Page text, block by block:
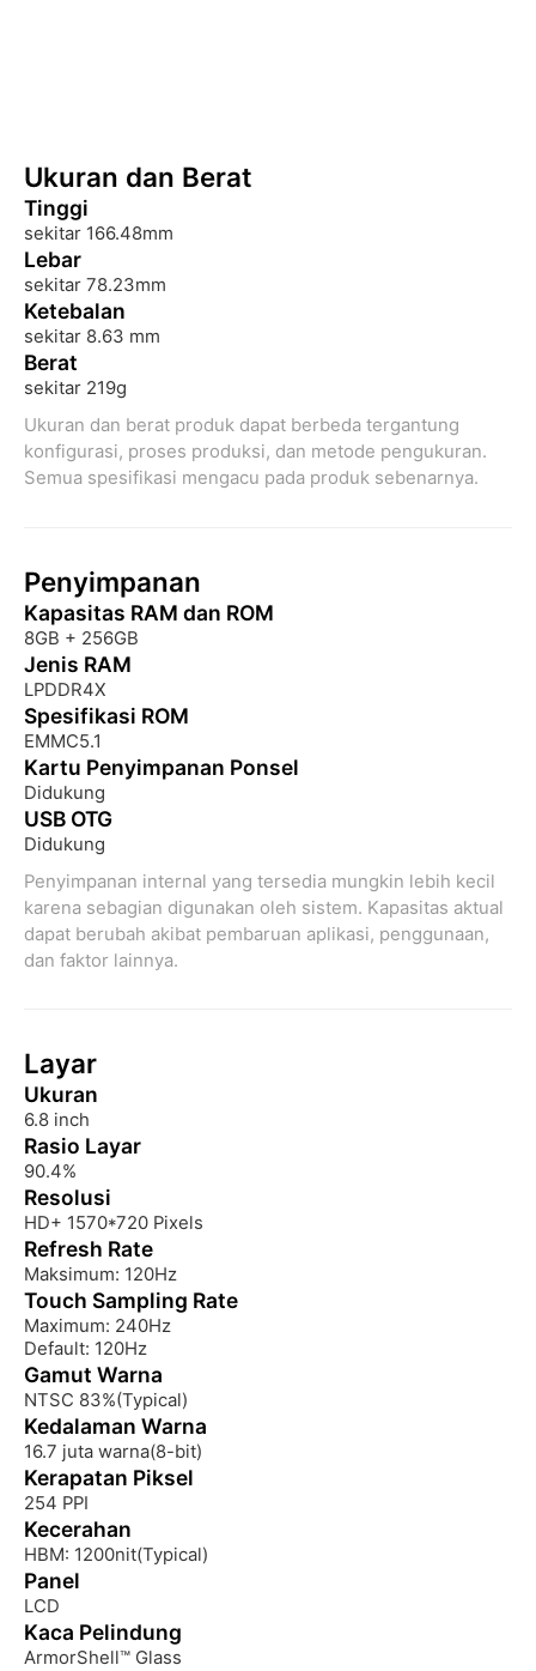
Ukuran dan Berat
Tinggi
sekitar 166.48mm
Lebar
sekitar 78.23mm
Ketebalan
sekitar 8.63 mm
Berat
sekitar 219g
Ukuran dan berat produk dapat berbeda tergantung
konfigurasi, proses produksi, dan metode pengukuran.
Semua spesifikasi mengacu pada produk sebenarnya.
Penyimpanan
Kapasitas RAM dan ROM
8GB + 256GB
Jenis RAM
LPDDR4X
Spesifikasi ROM
EMMC5.1
Kartu Penyimpanan Ponsel
Didukung
USB OTG
Didukung
Penyimpanan internal yang tersedia mungkin lebih kecil
karena sebagian digunakan oleh sistem. Kapasitas aktual
dapat berubah akibat pembaruan aplikasi, penggunaan,
dan faktor lainnya.
Layar
Ukuran
6.8 inch
Rasio Layar
90.4%
Resolusi
HD+ 1570*720 Pixels
Refresh Rate
Maksimum: 120Hz
Touch Sampling Rate
Maximum: 240Hz
Default: 120Hz
Gamut Warna
NTSC 83%(Typical)
Kedalaman Warna
16.7 juta warna(8-bit)
Kerapatan Piksel
254 PPI
Kecerahan
HBM: 1200nit(Typical)
Panel
LCD
Kaca Pelindung
ArmorShell™ Glass